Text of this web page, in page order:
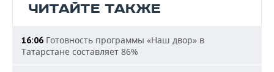
ЧИТАЙТЕ ТАКЖЕ
16:06 Готовность программы «Наш двор» в
Татарстане составляет 86%